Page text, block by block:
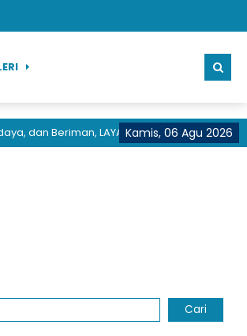
Kamis, 06 Agu 2026
Beriman, LAYANAN CEPAT PRESTASI
Cari